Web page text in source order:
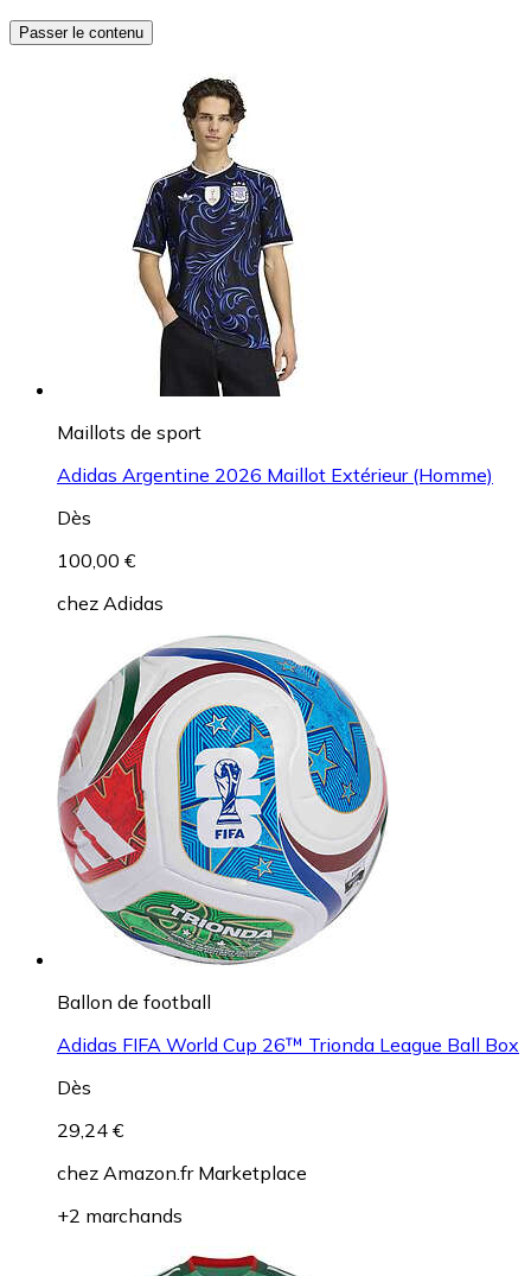
Passer le contenu
Maillots de sport
Adidas Argentine 2026 Maillot Extérieur (Homme)
Dès
100,00 €
chez Adidas
Ballon de football
Adidas FIFA World Cup 26™ Trionda League Ball Box
Dès
29,24 €
chez Amazon.fr Marketplace
+2 marchands